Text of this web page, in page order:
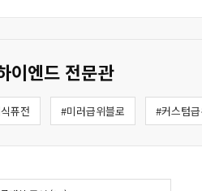
이엔드 전문관
퓨전 #미러급위블로 #커스텀